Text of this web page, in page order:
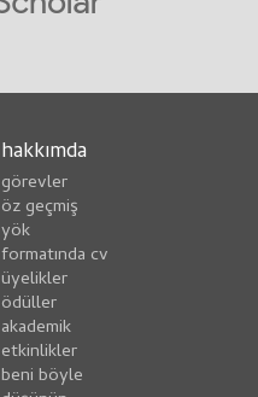
hakkımda
görevler
öz geçmiş
yök
formatında cv
üyelikler
ödüller
akademik
etkinlikler
beni böyle